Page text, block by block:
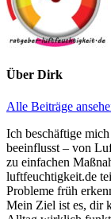
Über Dirk
Alle Beiträge
Ich beschäftige
beeinflusst – von
zu einfachen
luftfeuchtigkeit.de
Probleme früh
Mein Ziel ist es, dir